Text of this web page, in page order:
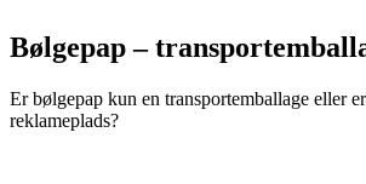
Bølgepap –
Er bølgepap kun en transportemballage eller
reklameplads?